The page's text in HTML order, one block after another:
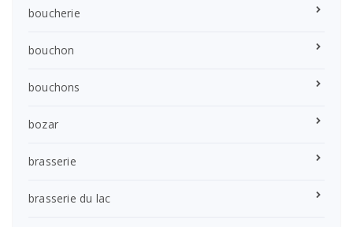
boucherie
bouchon
bouchons
bozar
brasserie
brasserie du lac